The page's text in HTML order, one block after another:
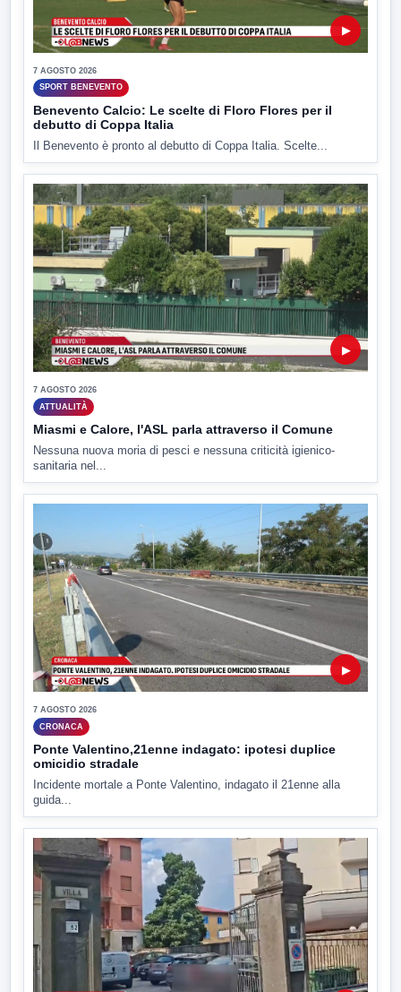
▶
7 AGOSTO 2026
SPORT BENEVENTO
Benevento Calcio: Le scelte di Floro Flores per il
debutto di Coppa Italia
Il Benevento è pronto al debutto di Coppa Italia. Scelte...
▶
7 AGOSTO 2026
ATTUALITÀ
Miasmi e Calore, l'ASL parla attraverso il Comune
Nessuna nuova moria di pesci e nessuna criticità igienico-
sanitaria nel...
▶
7 AGOSTO 2026
CRONACA
Ponte Valentino,21enne indagato: ipotesi duplice
omicidio stradale
Incidente mortale a Ponte Valentino, indagato il 21enne alla
guida...